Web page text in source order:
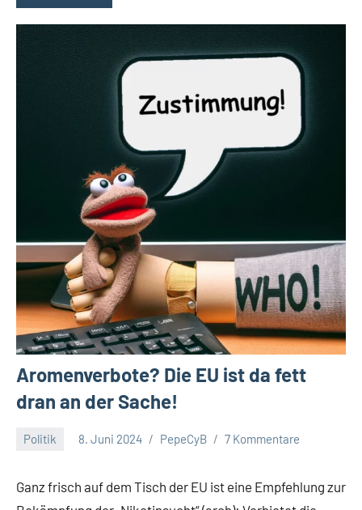
Aromenverbote? Die EU ist da fett
dran an der Sache!
Politik 8. Juni 2024 PepeCyB 7 Kommentare
Ganz frisch auf dem Tisch der EU ist eine Empfehlung zur